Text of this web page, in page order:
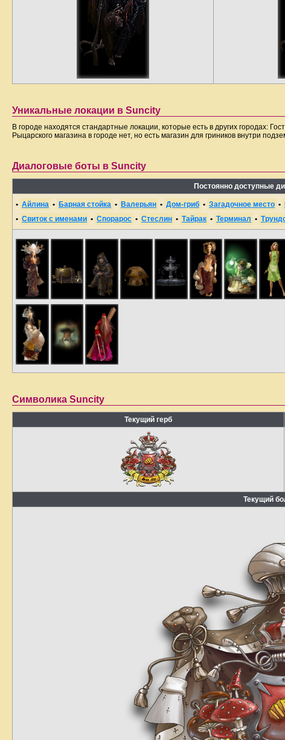
Уникальные локации в Suncity
В городе находятся стандартные локации, которые есть в других городах:
Рыцарского магазина в городе нет, но есть магазин для гриников внутри
Диалоговые боты в Suncity
Постоянно доступные
• Айлина • Барная стойка • Валерьян • Дом-гриб • Загадочное место •
• Свиток с именами • Спорарос • Стеслин • Тайрак • Терминал •
Символика Suncity
Текущий герб
Текущий